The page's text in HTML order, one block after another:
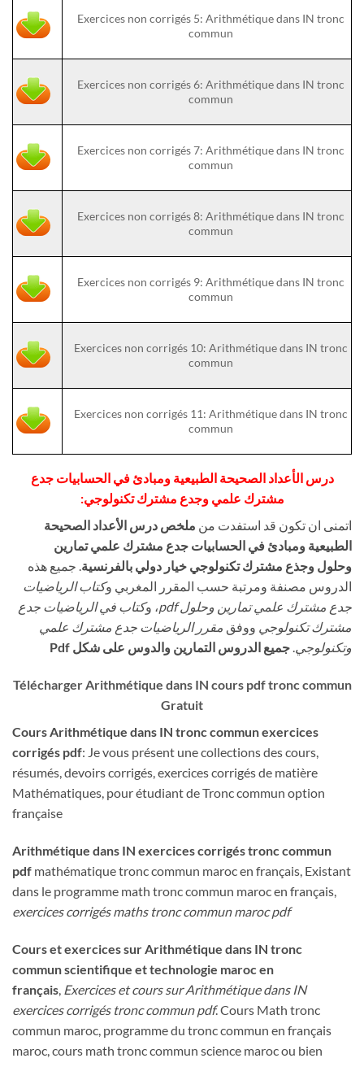
Exercices non corrigés 5: Arithmétique dans IN tronc
commun
Exercices non corrigés 6: Arithmétique dans IN tronc
commun
Exercices non corrigés 7: Arithmétique dans IN tronc
commun
Exercices non corrigés 8: Arithmétique dans IN tronc
commun
Exercices non corrigés 9: Arithmétique dans IN tronc
commun
Exercices non corrigés 10: Arithmétique dans IN tronc
commun
Exercices non corrigés 11: Arithmétique dans IN tronc
commun
درس الأعداد الصحيحة الطبيعية ومبادئ في الحسابيات جدع
مشترك علمي وجدع مشترك تكنولوجي:
اتمنى ان تكون قد استفدت من ملخص درس الأعداد الصحيحة
الطبيعية ومبادئ في الحسابيات جدع مشترك علمي تمارين
وحلول وجذع مشترك تكنولوجي خيار دولي بالفرنسية. جميع هذه
الدروس مصنفة ومرتبة حسب المقرر المغربي وكتاب الرياضيات
جدع مشترك علمي تمارين وحلول pdf
، وكتاب في الرياضيات جدع
مشترك تكنولوجي ووفق مقرر الرياضيات جدع مشترك علمي
وتكنولوجي.جميع الدروس التمارين والدوس على شكل Pdf
Télécharger Arithmétique dans IN cours pdf tronc commun
Gratuit
CoursArithmétique dans IN tronc commun exercices
corrigés pdf: Je vous présent une collections des cours,
résumés, devoirs corrigés, exercices corrigés de matière
Mathématiques, pour étudiant de Tronc commun option
française
Arithmétique dans IN exercices corrigés tronc commun
pdf mathématique tronc commun maroc en français, Existant
dans le programme math tronc commun maroc en français,
exercices corrigés maths tronc commun maroc pdf
Cours et exercices sur Arithmétique dans IN tronc
commun scientifique et technologie maroc en
français, Exercices et cours sur Arithmétique dans IN
exercices corrigés tronc commun pdf. Cours Math tronc
commun maroc, programme du tronc commun en français
maroc, cours math tronc commun science maroc ou bien